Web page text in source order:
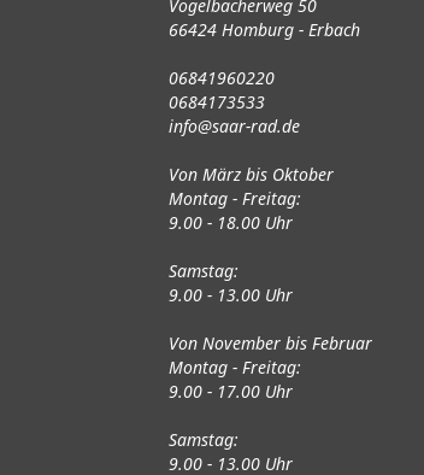
Vogelbacherweg 50
66424 Homburg - Erbach
06841960220
0684173533
info@saar-rad.de
Von März bis Oktober
Montag - Freitag:
9.00 - 18.00 Uhr
Samstag:
9.00 - 13.00 Uhr
Von November bis Februar
Montag - Freitag:
9.00 - 17.00 Uhr
Samstag:
9.00 - 13.00 Uhr